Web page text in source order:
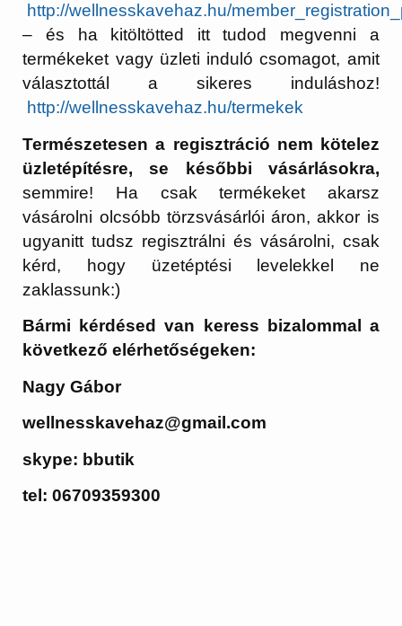
http://wellnesskavehaz.hu/
– és ha kitöltötted itt tudod megvenni a
termékeket vagy üzleti induló csomagot, amit
választottál a sikeres induláshoz!
http://wellnesskavehaz.hu/termekek
Természetesen a regisztráció nem kötelez
üzletépítésre, se későbbi vásárlásokra,
semmire! Ha csak termékeket akarsz
vásárolni olcsóbb törzsvásárlói áron, akkor is
ugyanitt tudsz regisztrálni és vásárolni, csak
kérd, hogy üzetéptési levelekkel ne
zaklassunk:)
Bármi kérdésed van keress bizalommal a
következő elérhetőségeken:
Nagy Gábor
wellnesskavehaz@gmail.com
skype: bbutik
tel: 06709359300